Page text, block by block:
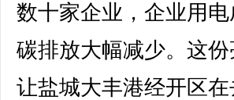
数十家企业，企业用
碳排放大幅减少。这
让盐城大丰港经开区